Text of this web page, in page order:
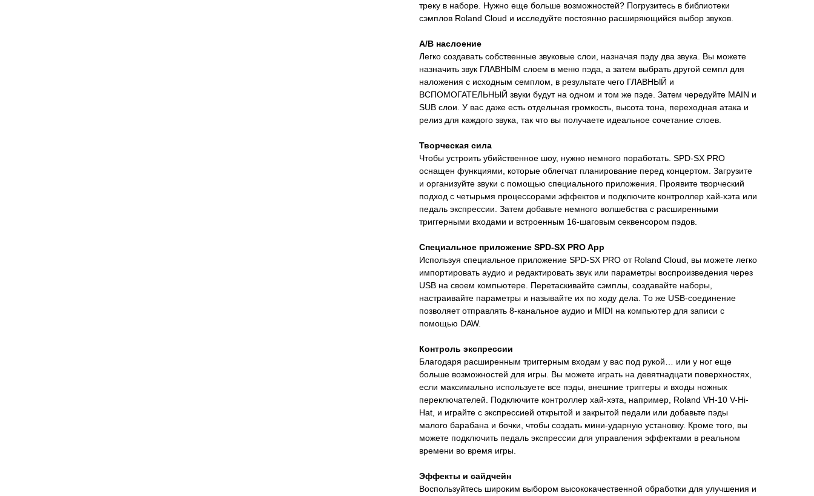
треку в наборе. Нужно еще больше возможностей? Погрузитесь в библиотеки
сэмплов Roland Cloud и исследуйте постоянно расширяющийся выбор звуков.
A/B наслоение
Легко создавать собственные звуковые слои, назначая пэду два звука. Вы можете
назначить звук ГЛАВНЫМ слоем в меню пэда, а затем выбрать другой семпл для
наложения с исходным семплом, в результате чего ГЛАВНЫЙ и
ВСПОМОГАТЕЛЬНЫЙ звуки будут на одном и том же пэде. Затем чередуйте MAIN и
SUB слои. У вас даже есть отдельная громкость, высота тона, переходная атака и
релиз для каждого звука, так что вы получаете идеальное сочетание слоев.
Творческая сила
Чтобы устроить убийственное шоу, нужно немного поработать. SPD-SX PRO
оснащен функциями, которые облегчат планирование перед концертом. Загрузите
и организуйте звуки с помощью специального приложения. Проявите творческий
подход с четырьмя процессорами эффектов и подключите контроллер хай-хэта или
педаль экспрессии. Затем добавьте немного волшебства с расширенными
триггерными входами и встроенным 16-шаговым секвенсором пэдов.
Специальное приложение SPD-SX PRO App
Используя специальное приложение SPD-SX PRO от Roland Cloud, вы можете легко
импортировать аудио и редактировать звук или параметры воспроизведения через
USB на своем компьютере. Перетаскивайте сэмплы, создавайте наборы,
настраивайте параметры и называйте их по ходу дела. То же USB-соединение
позволяет отправлять 8-канальное аудио и MIDI на компьютер для записи с
помощью DAW.
Контроль экспрессии
Благодаря расширенным триггерным входам у вас под рукой… или у ног еще
больше возможностей для игры. Вы можете играть на девятнадцати поверхностях,
если максимально используете все пэды, внешние триггеры и входы ножных
переключателей. Подключите контроллер хай-хэта, например, Roland VH-10 V-Hi-
Hat, и играйте с экспрессией открытой и закрытой педали или добавьте пэды
малого барабана и бочки, чтобы создать мини-ударную установку. Кроме того, вы
можете подключить педаль экспрессии для управления эффектами в реальном
времени во время игры.
Эффекты и сайдчейн
Воспользуйтесь широким выбором высококачественной обработки для улучшения и